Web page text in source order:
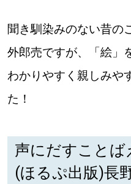
北海道で暮ら
明日への”きっ
パートナーメディア
聞き馴染みのない昔の
外郎売ですが、「絵」
わかりやすく親しみや
た！
声にだすことば
(ほるぷ出版)長